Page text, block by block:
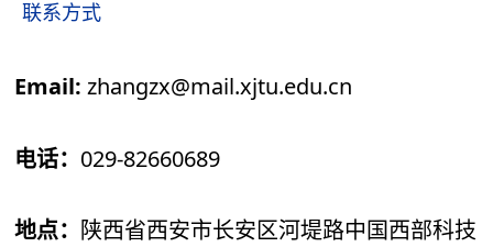
联系方式
Email:zhangzx@mail.xjtu.edu.cn
电话： 029-82660689
地点： 陕西省西安市长安区河堤路中国西部科技